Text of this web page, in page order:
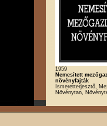
1959
Nemesített
növényfajták
Ismeretterjesztő,
Növénytan,